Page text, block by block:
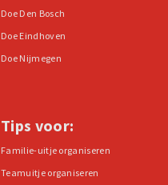
Doe Den Bosch
Doe Eindhoven
Doe Nijmegen
Tips voor:
Familie-uitje organiseren
Teamuitje organiseren